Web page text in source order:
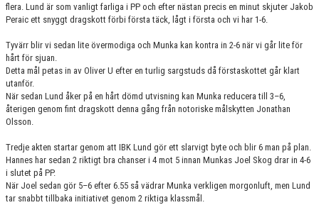
flera. Lund är som vanligt farliga i PP och efter nästan precis en minut skjuter Jakob
Peraic ett snyggt dragskott förbi första täck, lågt i första och vi har 1-6.
Tyvärr blir vi sedan lite övermodiga och Munka kan kontra in 2-6 när vi går lite för
hårt för sjuan.
Detta mål petas in av Oliver U efter en turlig sargstuds då förstaskottet går klart
utanför.
När sedan Lund åker på en hårt dömd utvisning kan Munka reducera till 3–6,
återigen genom fint dragskott denna gång från notoriske målskytten Jonathan
Olsson.
Tredje akten startar genom att IBK Lund gör ett slarvigt byte och blir 6 man på plan.
Hannes har sedan 2 riktigt bra chanser i 4 mot 5 innan Munkas Joel Skog drar in 4-6
i slutet på PP.
När Joel sedan gör 5–6 efter 6.55 så vädrar Munka verkligen morgonluft, men Lund
tar snabbt tillbaka initiativet genom 2 riktiga klassmål.